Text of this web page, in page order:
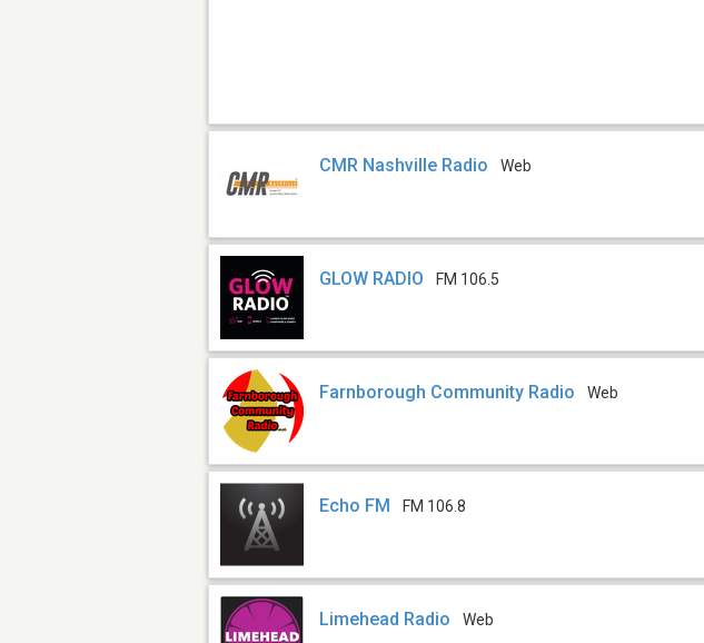
CMR Nashville Radio Web
GLOW RADIO FM 106.5
Farnborough Community Radio Web
Echo FM FM 106.8
Limehead Radio Web